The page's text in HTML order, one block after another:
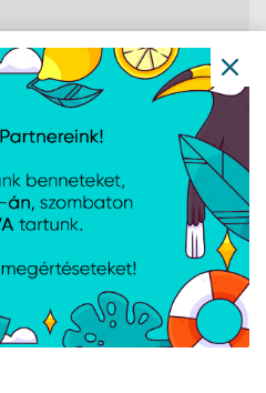
Intel B760
0;1;5;10
2